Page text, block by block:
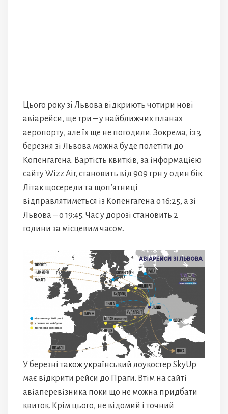
Цього року зі Львова відкриють чотири нові
авіарейси, ще три – у найближчих планах
аеропорту, але їх ще не погодили. Зокрема, із 3
березня зі Львова можна буде полетіти до
Копенгагена. Вартість квитків, за інформацією
сайту Wizz Air, становить від 909 грн у один бік.
Літак щосереди та щоп’ятниці
відправлятиметься із Копенгагена о 16:25, а зі
Львова – о 19:45. Час у дорозі становить 2
години за місцевим часом.
У березні також український лоукостер SkyUp
має відкрити рейси до Праги. Втім на сайті
авіаперевізника поки що не можна придбати
квиток. Крім цього, не відомий і точний